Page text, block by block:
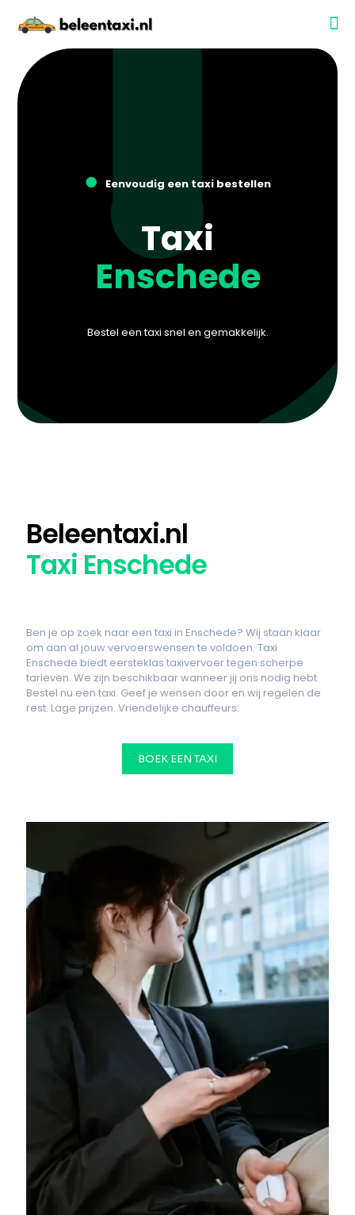
● Eenvoudig een taxi bestellen
Taxi
Enschede
Bestel een taxi snel en gemakkelijk.
Beleentaxi.nl
Taxi Enschede
Ben je op zoek naar een taxi in Enschede? Wij staan klaar
om aan al jouw vervoerswensen te voldoen. Taxi
Enschede biedt eersteklas taxivervoer tegen scherpe
tarieven. We zijn beschikbaar wanneer jij ons nodig hebt.
Bestel nu een taxi. Geef je wensen door en wij regelen de
rest. Lage prijzen. Vriendelijke chauffeurs.
BOEK EEN TAXI